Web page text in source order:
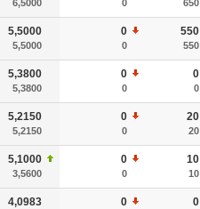
6,5000 0 650
5,5000
5,5000
0
0
550
550
5,3800
5,3800
0
0
0
0
5,2150
5,2150
0
0
20
20
5,1000
3,5600
0
0
10
10
4,0983 0 0